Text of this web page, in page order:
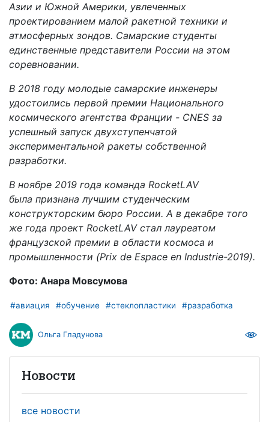
Азии и Южной Америки, увлеченных
проектированием малой ракетной техники и
атмосферных зондов. Самарские студенты
единственные представители России на этом
соревновании.
В 2018 году молодые самарские инженеры
удостоились первой премии Национального
космического агентства Франции - CNES за
успешный запуск двухступенчатой
экспериментальной ракеты собственной
разработки.
В ноябре 2019 года команда RocketLAV
была признана лучшим студенческим
конструкторским бюро России. А в декабре того
же года проект RocketLAV стал лауреатом
французской премии в области космоса и
промышленности (Prix de Espace en Industrie-2019).
Фото: Анара Мовсумова
#авиация #обучение #стеклопластики #разработка
Ольга Гладунова
Новости
все новости